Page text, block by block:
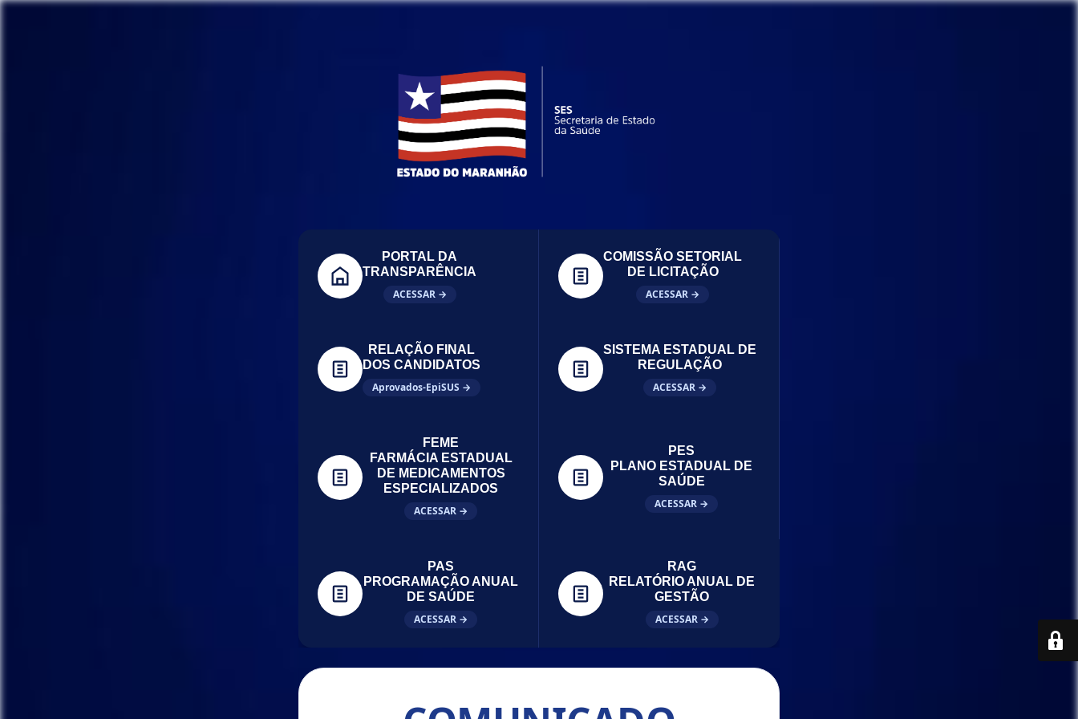
PORTAL DA
TRANSPARÊNCIA
ACESSAR →
COMISSÃO SETORIAL
DE LICITAÇÃO
ACESSAR →
RELAÇÃO FINAL
DOS CANDIDATOS
Aprovados-EpiSUS →
SISTEMA ESTADUAL DE
REGULAÇÃO
ACESSAR →
FEME
FARMÁCIA ESTADUAL
DE MEDICAMENTOS
ESPECIALIZADOS
ACESSAR →
PES
PLANO ESTADUAL DE
SAÚDE
ACESSAR →
PAS
PROGRAMAÇÃO ANUAL
DE SAÚDE
ACESSAR →
RAG
RELATÓRIO ANUAL DE
GESTÃO
ACESSAR →